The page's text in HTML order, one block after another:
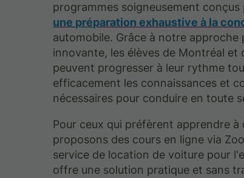
programmes soigneusement conçus
une préparation exhaustive à la
automobile. Grâce à notre approche
innovante, les élèves de Montréal et
peuvent progresser à leur rythme
efficacement les connaissances et
nécessaires pour conduire en toute
Pour ceux qui préfèrent apprendre à
proposons des cours en ligne via
service de location de voiture pour
offre une solution pratique et sans